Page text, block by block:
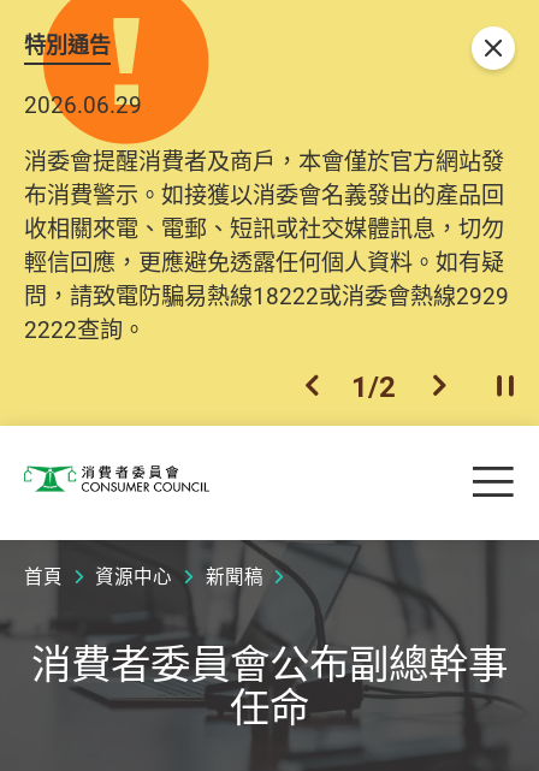
特別通告
2026.06.29
消委會提醒消費者及商戶，本會僅於官方網站發
布消費警示。如接獲以消委會名義發出的產品回
收相關來電、電郵、短訊或社交媒體訊息，切勿
輕信回應，更應避免透露任何個人資料。如有疑
問，請致電防騙易熱線18222或消委會熱線2929
2222查詢。
上一個
1/2 下一個開
關閉
消費者委員會 目
首頁 資源中心 新聞稿
消費者委員會公布副總幹事
任命